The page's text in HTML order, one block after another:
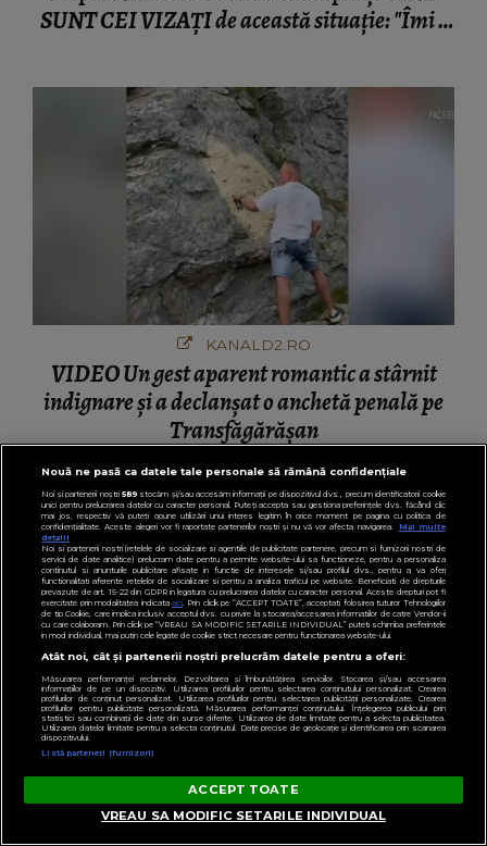
SUNT CEI VIZAȚI de această situație: "Îmi e
KANALD2.RO
VIDEO Un gest aparent romantic a stârnit
indignare și a declanșat o anchetă penală pe
Transfăgărășan
PENTRU TINE
Nouă ne pasă ca datele tale personale să rămână confidențiale
Noi și partenerii noștri589stocăm și/sau accesăm informații pe dispozitivul dvs., precum identificatorii cookie
unici pentru prelucrarea datelor cu caracter personal. Puteți accepta sau gestiona preferințele dvs. făcând clic
mai jos, respectiv vă puteți opune utilizării unui interes legitim în orice moment pe pagina cu politica de
confidențialitate. Aceste alegeri vor fi raportate partenerilor noștri și nu vă vor afecta navigarea.
Mai multe
detalii
Noi si partenerii nostri (retelele de socializare si agentiile de publicitate partenere, precum si furnizorii nostri de
servicii de date analitice) prelucram date pentru a permite website-ului sa functioneze, pentru a personaliza
continutul si anunturile publicitare afisate in functie de interesele si/sau profilul dvs., pentru a va oferi
functionalitati aferente retelelor de socializare si pentru a analiza traficul pe website. Beneficiati de drepturile
prevazute de art. 15-22 din GDPR in legatura cu prelucrarea datelor cu caracter personal. Aceste drepturi pot fi
exercitate prin modalitatea indicataaici. Prin click pe “ACCEPT TOATE”, acceptati folosirea tuturor Tehnologiilor
de tip Cookie, care implica inclusiv acceptul dvs. cu privire la stocarea/accesarea informatiilor de catre Vendor-ii
cu care colaboram. Prin click pe “VREAU SA MODIFIC SETARILE INDIVIDUAL” puteti schimba preferintele
in mod individual, mai putin cele legate de cookie strict necesare pentru functionarea website-ului.
Atât noi, cât și partenerii noștri prelucrăm datele pentru a oferi:
Măsurarea performanței reclamelor. Dezvoltarea și îmbunătățirea serviciilor. Stocarea și/sau accesarea
informațiilor de pe un dispozitiv. Utilizarea profilurilor pentru selectarea conținutului personalizat. Crearea
profilurilor de conținut personalizat. Utilizarea profilurilor pentru selectarea publicității personalizate. Crearea
profilurilor pentru publicitate personalizată. Măsurarea performanței conținutului. Înțelegerea publicului prin
statistici sau combinații de date din surse diferite. Utilizarea de date limitate pentru a selecta publicitatea.
Utilizarea datelor limitate pentru a selecta conținutul. Date precise de geolocație și identificarea prin scanarea
dispozitivului.
Listă parteneri (furnizori)
ACCEPT TOATE
VREAU SA MODIFIC SETARILE INDIVIDUAL